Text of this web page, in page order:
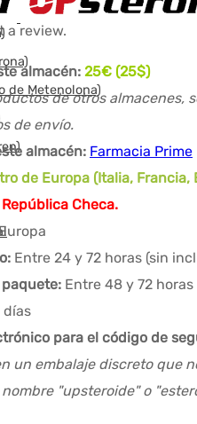
de Metenolona)
a review.
almacén: 25€ (25$)
de otros almacenes,
de envío.
almacén: Farmacia Prime
de Europa (Italia, Francia,
Checa.
Entre 24 y 72 horas (sin
Entre 48 y 72
días
para el código de
un embalaje discreto que
"upsteroide" o